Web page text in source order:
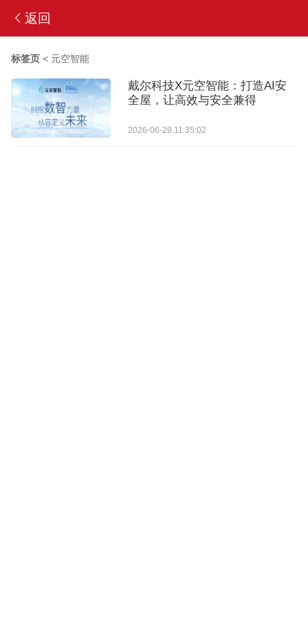
返回
标签页< 元空智能
戴尔科技X元空智能：打造AI安
全屋，让高效与安全兼得
2026-06-29 11:35:02